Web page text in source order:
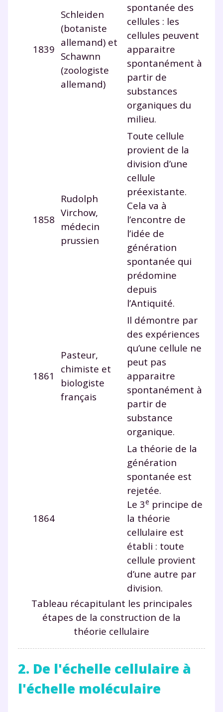
1839
Schleiden
(botaniste
allemand) et
Schawnn
(zoologiste
allemand)
spontanée des
cellules : les
cellules peuvent
apparaitre
spontanément à
partir de
substances
organiques du
milieu.
1858
Rudolph
Virchow,
médecin
prussien
Toute cellule
provient de la
division d’une
cellule
préexistante.
Cela va à
l’encontre de
l’idée de
génération
spontanée qui
prédomine
depuis
l’Antiquité.
1861
Pasteur,
chimiste et
biologiste
français
Il démontre par
des expériences
qu’une cellule ne
peut pas
apparaitre
spontanément à
partir de
substance
organique.
1864
La théorie de la
génération
spontanée est
rejetée.
Le 3e principe de
la théorie
cellulaire est
établi : toute
cellule provient
d’une autre par
division.
Tableau récapitulant les principales
étapes de la construction de la
théorie cellulaire
2. De l'échelle cellulaire à
l'échelle moléculaire
communications de la part de
myMaxicours.
Votre adresse e-mail sera exclusivement utilisée pour
vous envoyer notre newsletter. Vous pourrez vous
désinscrire à tout moment, à travers le lien de
désinscription présent dans chaque newsletter. Pour
en savoir plus sur la gestion de vos données
personnelles et pour exercer vos droits, vous pouvez